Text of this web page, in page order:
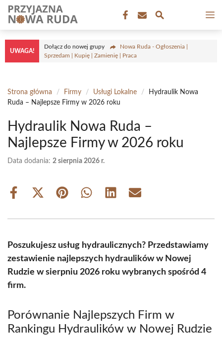
Przejdź
treści
UWAGA!
Dołącz do nowej grupy
Nowa Ruda - Ogłoszenia |
Sprzedam | Kupię | Zamienię | Praca
Strona główna / Firmy / Usługi Lokalne /
Hydraulik Nowa
Ruda – Najlepsze Firmy w 2026 roku
Hydraulik Nowa Ruda –
Najlepsze Firmy w 2026 roku
Data dodania: 2 sierpnia 2026 r.
Share
Share
(Twitter)
Share Share Share Share
Poszukujesz usług hydraulicznych? Przedstawiamy
zestawienie najlepszych hydraulików w Nowej
Rudzie w sierpniu 2026 roku wybranych spośród 4
firm.
Porównanie Najlepszych Firm w
Rankingu Hydraulików w Nowej Rudzie